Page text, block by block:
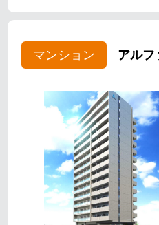
マンション アルフ